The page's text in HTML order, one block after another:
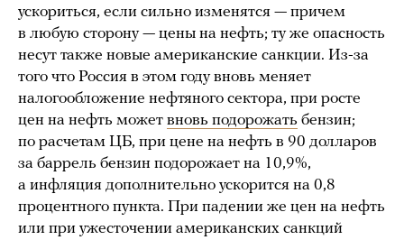
ускориться, если сильно изменятся — причем
в любую сторону — цены на нефть; ту же опасность
несут также новые американские санкции. Из-за
того что Россия в этом году вновь меняет
налогообложение нефтяного сектора, при росте
цен на нефть может вновь подорожать бензин;
по расчетам ЦБ, при цене на нефть в 90 долларов
за баррель бензин подорожает на 10,9%,
а инфляция дополнительно ускорится на 0,8
процентного пункта. При падении же цен на нефть
или при ужесточении американских санкций